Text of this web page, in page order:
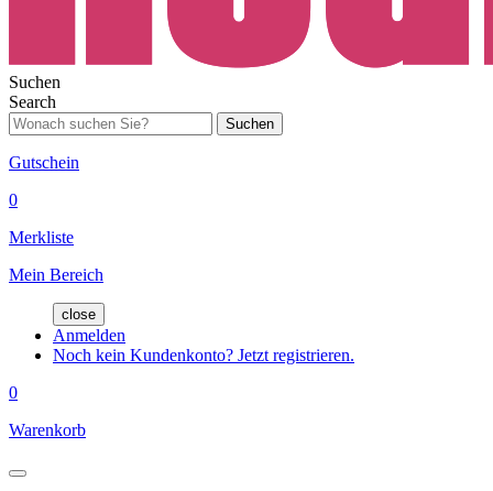
Suchen
Search
Suchen
Gutschein
0
Merkliste
Mein Bereich
close
Anmelden
Noch kein Kundenkonto? Jetzt registrieren.
0
Warenkorb